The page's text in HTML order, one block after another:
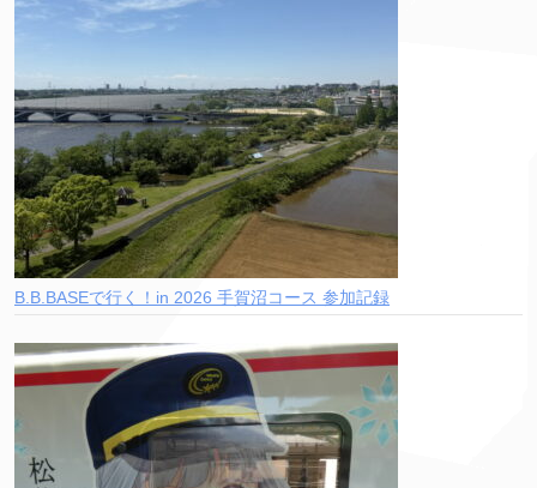
B.B.BASEで行く！in 2026 手賀沼コース 参加記録